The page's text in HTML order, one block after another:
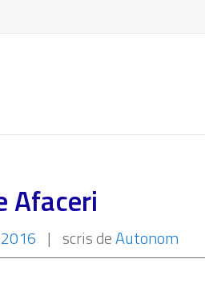
Afaceri
| scris deAutonom